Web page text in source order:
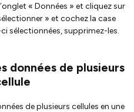
« Données » et cliquez sur
» et cochez la case
sélectionnées, supprimez-les.
données de plusieurs
de plusieurs cellules en une